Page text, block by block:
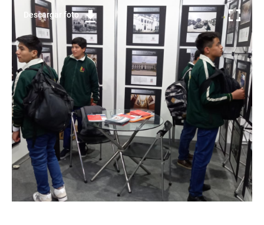
Descargar foto